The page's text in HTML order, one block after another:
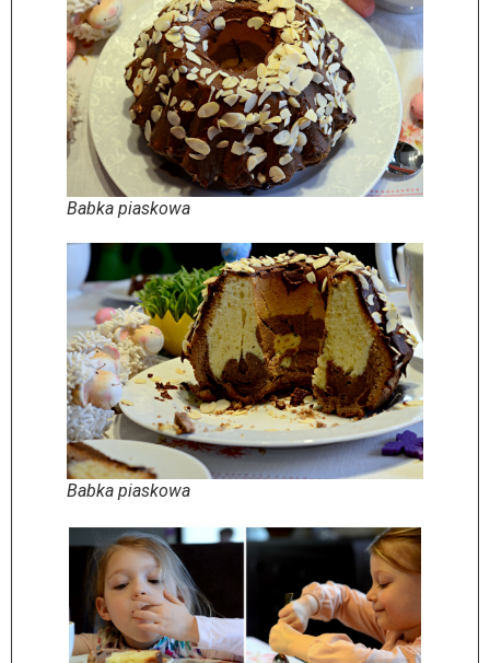
Babka piaskowa
Babka piaskowa